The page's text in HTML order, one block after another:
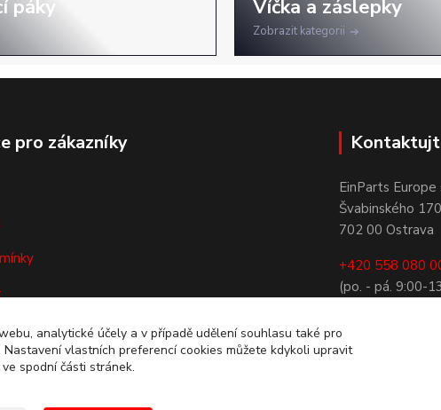
Zobrazit kategorii
pro zákazníky
zboží
EinParts Europe
Švabinského
702 00 Ostrava
+420 558 080
(po. - pá. 9:00-
analytické účely a v případě udělení souhlasu také pro
vlastních preferencí cookies můžete kdykoli upravit
spodní části stránek.